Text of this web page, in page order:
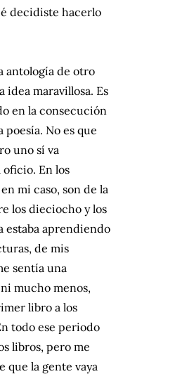
decidiste hacerlo
antología de otro
idea maravillosa. Es
en la consecución
poesía. No es que
uno sí va
En los
mi caso, son de la
los dieciocho y los
estaba aprendiendo
de mis
sentía una
mucho menos,
libro a los
todo ese periodo
libros, pero me
que la gente vaya